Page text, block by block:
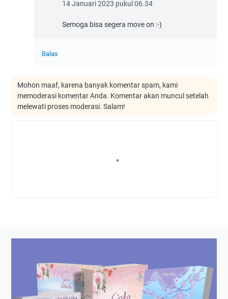
14 Januari 2023 pukul 06.34
Semoga bisa segera move on :-)
Balas
Mohon maaf, karena banyak komentar spam, kami
memoderasi komentar Anda. Komentar akan muncul setelah
melewati proses moderasi. Salam!